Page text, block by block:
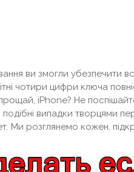
ви змогли убезпечити
чотири цифри ключа
iPhone? Не
подібні випадки творцями
Ми розглянемо кожен,